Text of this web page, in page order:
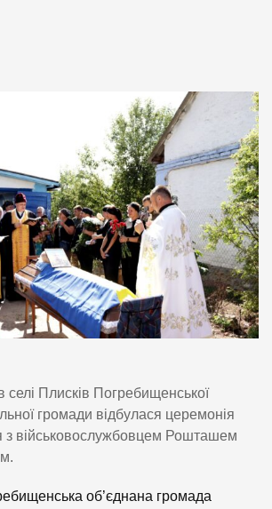
селі Плисків Погребищенської
громади відбулася церемонія
з військовослужбовцем Рошташем
об’єднана громада